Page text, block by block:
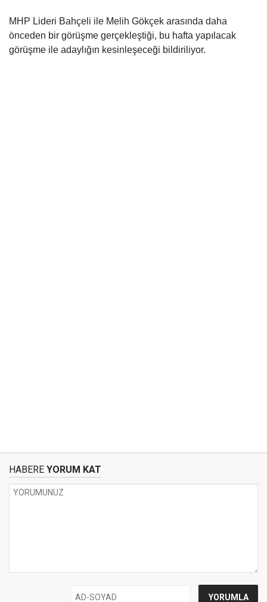
MHP Lideri Bahçeli ile Melih Gökçek arasında daha
önceden bir görüşme gerçekleştiği, bu hafta yapılacak
görüşme ile adaylığın kesinleşeceği bildiriliyor.
HABERE YORUM KAT